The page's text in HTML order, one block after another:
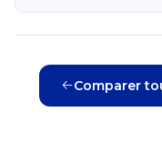
Comparer